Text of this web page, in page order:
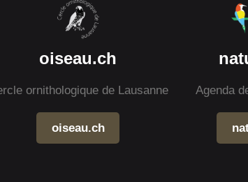
oiseau.ch
ornithologique de Lausanne
oiseau.ch
Agenda